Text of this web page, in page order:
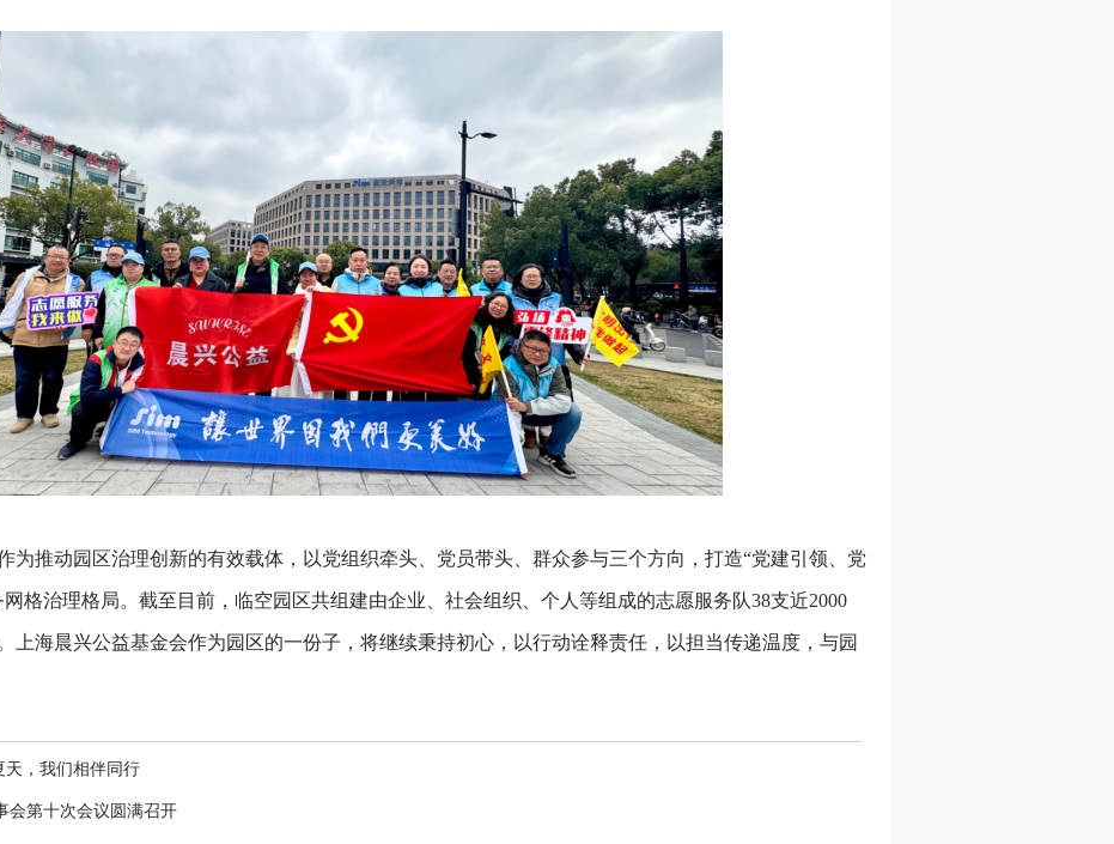
为推动园区治理创新的有效载体，以党组织牵头、党员带头、群众参与三个方向，打造“党建引领、党
格治理格局。截至目前，临空园区共组建由企业、社会组织、个人等组成的志愿服务队38支近2000
上海晨兴公益基金会作为园区的一份子，将继续秉持初心，以行动诠释责任，以担当传递温度，与园
天，我们相伴同行
会第十次会议圆满召开